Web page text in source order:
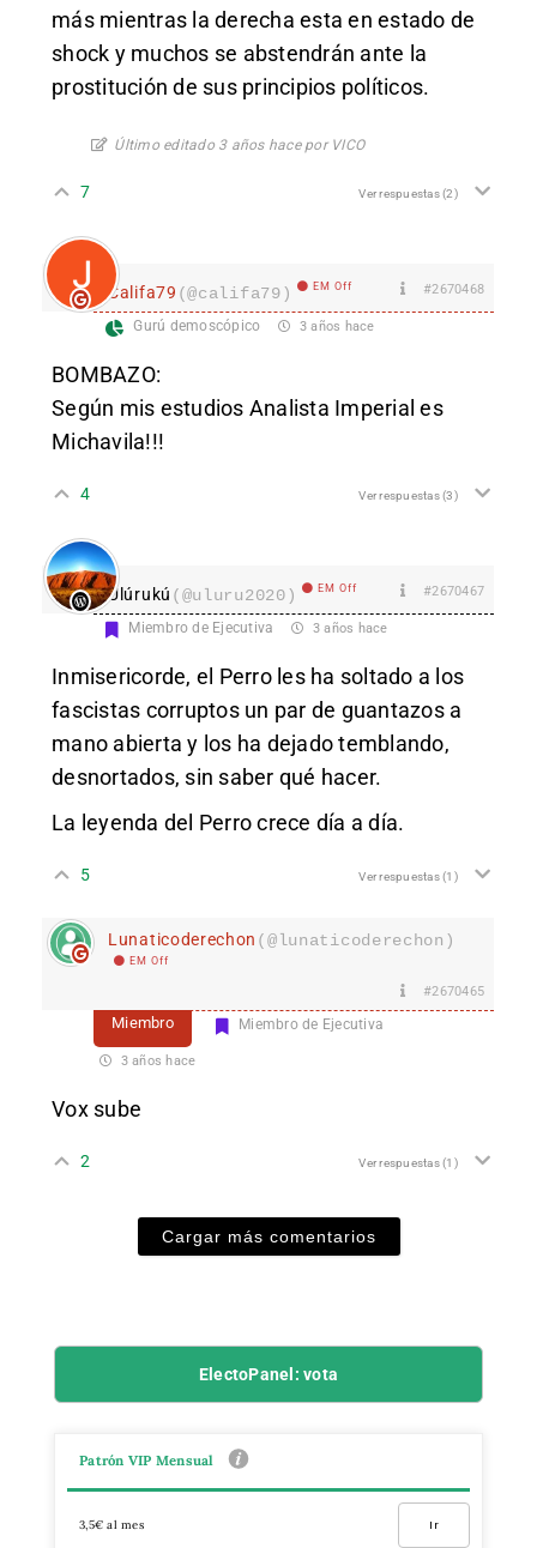
más mientras la derecha esta en estado de
shock y muchos se abstendrán ante la
prostitución de sus principios políticos.
Último editado 3 años hace por VICO
7 Ver respuestas(2)
Califa79 (@califa79) EM Off #2670468
Gurú demoscópico 3 años hace
BOMBAZO:
Según mis estudios Analista Imperial es
Michavila!!!
4 Ver respuestas(3)
Ulúrukú (@uluru2020) EM Off #2670467
Miembro de Ejecutiva 3 años hace
Inmisericorde, el Perro les ha soltado a los
fascistas corruptos un par de guantazos a
mano abierta y los ha dejado temblando,
desnortados, sin saber qué hacer.
La leyenda del Perro crece día a día.
5 Ver respuestas(1)
Lunaticoderechon (@lunaticoderechon)
EM Off
#2670465
Miembro Miembro de Ejecutiva
3 años hace
Vox sube
2 Ver respuestas(1)
Cargar más comentarios
ElectoPanel: vota
Patrón VIP Mensual
3,5€ al mes Ir